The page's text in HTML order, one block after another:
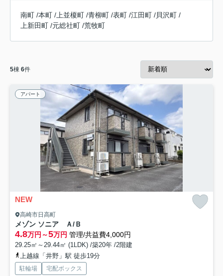
南町 /本町 / 上並榎町 /青柳町 /表町 /江田町 /貝沢町 /
上新田町 /元総社町 /荒牧町
5棟 6件
アパート
NEW
高崎市日高町
メゾン ソニア Ａ/Ｂ
4.8万円～5万円 管理/共益費4,000円
29.25㎡～29.44㎡ (1LDK) /築20年 /2階建
上越線「井野」駅 徒歩19分
駐輪場 宅配ボックス